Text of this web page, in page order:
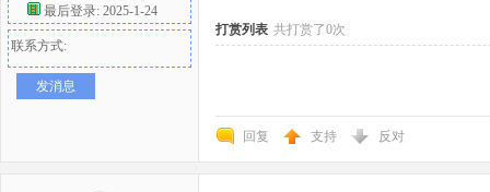
最后登录: 2025-1-24
联系方式:
发消息
打赏列表 共打赏了0次
回复 支持 反对